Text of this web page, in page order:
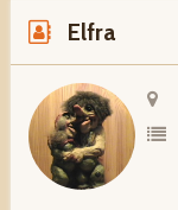
Elfra